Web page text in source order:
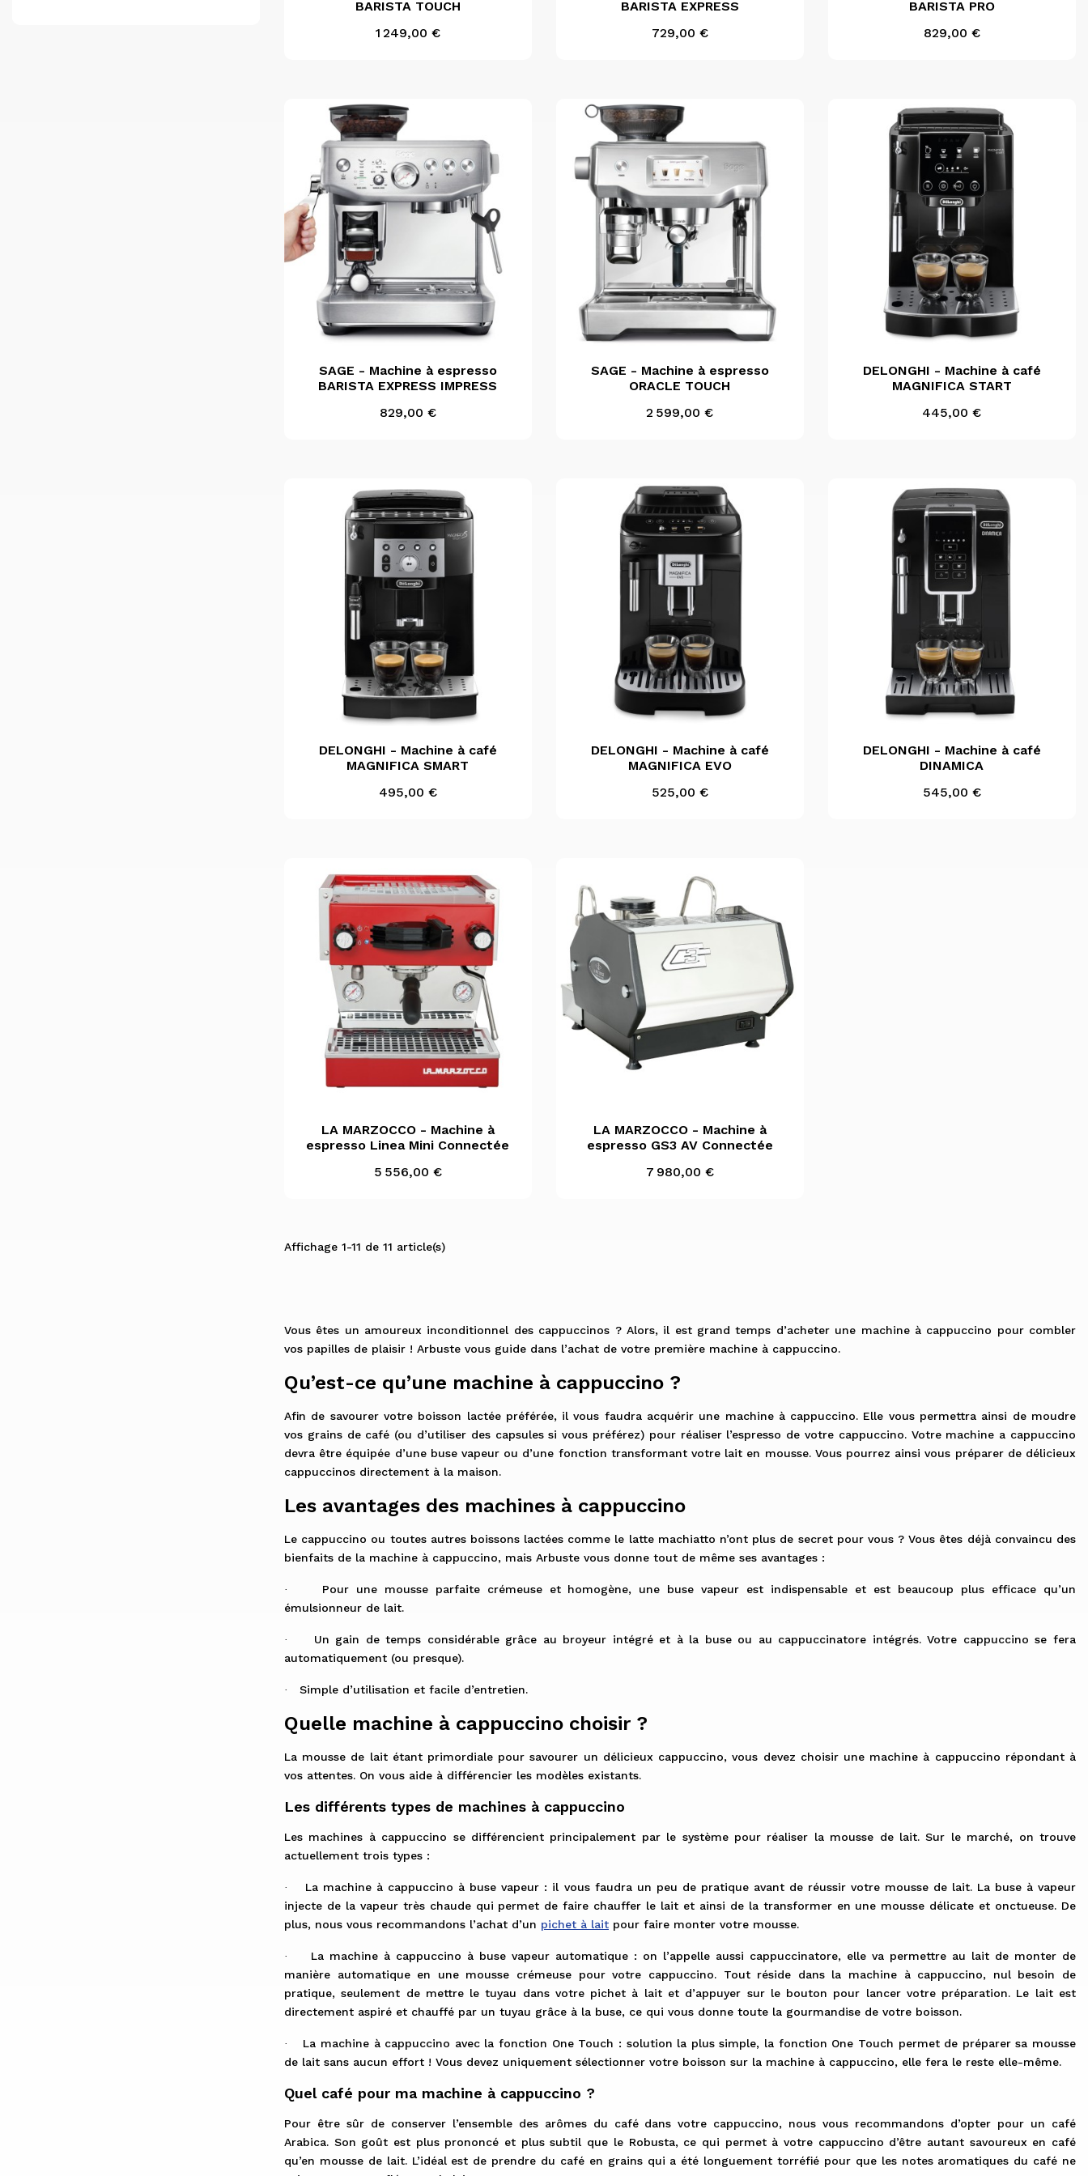
BARISTA TOUCH
Prix
1 249,00 €
BARISTA EXPRESS
Prix
729,00 €
BARISTA PRO
Prix
829,00 €
Aperçu rapide
SAGE - Machine à espresso
BARISTA EXPRESS IMPRESS
Prix
829,00 €
Aperçu rapide
SAGE - Machine à espresso
ORACLE TOUCH
Prix
2 599,00 €
Aperçu rapide
DELONGHI - Machine à café
MAGNIFICA START
Prix
445,00 €
Aperçu rapide
DELONGHI - Machine à café
MAGNIFICA SMART
Prix
495,00 €
Aperçu rapide
DELONGHI - Machine à café
MAGNIFICA EVO
Prix
525,00 €
Aperçu rapide
DELONGHI - Machine à café
DINAMICA
Prix
545,00 €
Aperçu rapide
LA MARZOCCO - Machine à
espresso Linea Mini Connectée
Prix
5 556,00 €
Aperçu rapide
LA MARZOCCO - Machine à
espresso GS3 AV Connectée
Prix
7 980,00 €
Affichage 1-11 de 11 article(s)
Vous êtes un amoureux inconditionnel des cappuccinos ? Alors, il est grand temps d’acheter une machine à cappuccino pour combler
vos papilles de plaisir ! Arbuste vous guide dans l’achat de votre première machine à cappuccino.
Qu’est-ce qu’une machine à cappuccino ?
Afin de savourer votre boisson lactée préférée, il vous faudra acquérir une machine à cappuccino. Elle vous permettra ainsi de moudre
vos grains de café (ou d’utiliser des capsules si vous préférez) pour réaliser l’espresso de votre cappuccino. Votre machine a cappuccino
devra être équipée d’une buse vapeur ou d’une fonction transformant votre lait en mousse. Vous pourrez ainsi vous préparer de délicieux
cappuccinos directement à la maison.
Les avantages des machines à cappuccino
Le cappuccino ou toutes autres boissons lactées comme le latte machiatto n’ont plus de secret pour vous ? Vous êtes déjà convaincu des
bienfaits de la machine à cappuccino, mais Arbuste vous donne tout de même ses avantages :
·
Pour une mousse parfaite crémeuse et homogène, une buse vapeur est indispensable et est beaucoup plus efficace qu’un
émulsionneur de lait.
·
Un gain de temps considérable grâce au broyeur intégré et à la buse ou au cappuccinatore intégrés. Votre cappuccino se fera
automatiquement (ou presque).
· Simple d’utilisation et facile d’entretien.
Quelle machine à cappuccino choisir ?
La mousse de lait étant primordiale pour savourer un délicieux cappuccino, vous devez choisir une machine à cappuccino répondant à
vos attentes. On vous aide à différencier les modèles existants.
Les différents types de machines à cappuccino
Les machines à cappuccino se différencient principalement par le système pour réaliser la mousse de lait. Sur le marché, on trouve
actuellement trois types :
·
La machine à cappuccino à buse vapeur : il vous faudra un peu de pratique avant de réussir votre mousse de lait. La buse à vapeur
injecte de la vapeur très chaude qui permet de faire chauffer le lait et ainsi de la transformer en une mousse délicate et onctueuse. De
plus, nous vous recommandons l’achat d’un pichet à lait pour faire monter votre mousse.
·
La machine à cappuccino à buse vapeur automatique : on l’appelle aussi cappuccinatore, elle va permettre au lait de monter de
manière automatique en une mousse crémeuse pour votre cappuccino. Tout réside dans la machine à cappuccino, nul besoin de
pratique, seulement de mettre le tuyau dans votre pichet à lait et d’appuyer sur le bouton pour lancer votre préparation. Le lait est
directement aspiré et chauffé par un tuyau grâce à la buse, ce qui vous donne toute la gourmandise de votre boisson.
·
La machine à cappuccino avec la fonction One Touch : solution la plus simple, la fonction One Touch permet de préparer sa mousse
de lait sans aucun effort ! Vous devez uniquement sélectionner votre boisson sur la machine à cappuccino, elle fera le reste elle-même.
Quel café pour ma machine à cappuccino ?
Pour être sûr de conserver l’ensemble des arômes du café dans votre cappuccino, nous vous recommandons d’opter pour un café
Arabica. Son goût est plus prononcé et plus subtil que le Robusta, ce qui permet à votre cappuccino d’être autant savoureux en café
qu’en mousse de lait. L’idéal est de prendre du café en grains qui a été longuement torréfié pour que les notes aromatiques du café ne